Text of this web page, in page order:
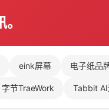
eink屏幕 电子纸品
字节TraeWork Tabbit